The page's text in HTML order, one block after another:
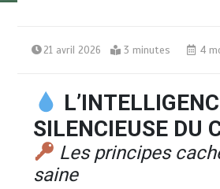
21 avril 2026 3 minutes 4
SILENCIEUSE DU
Les principes
saine